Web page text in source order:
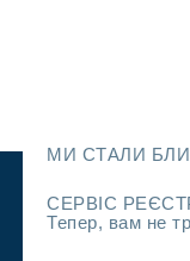
МИ СТАЛИ
СЕРВІС
Тепер, вам не